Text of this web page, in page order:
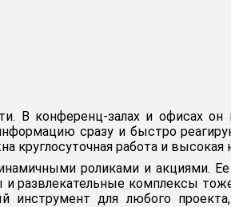
В конференц-залах и офисах
сразу и быстро
круглосуточная работа и высокая
роликами и акциями. Ее
и развлекательные комплексы
инструмент для любого